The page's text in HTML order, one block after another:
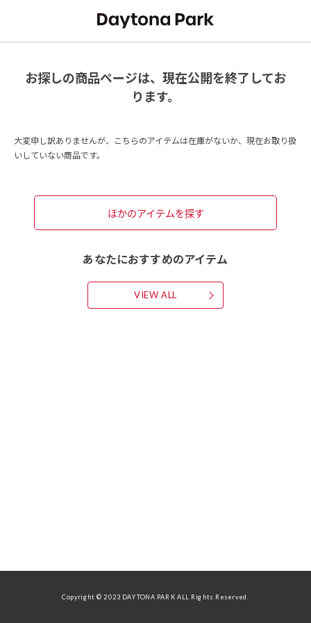
お探しの商品ページは、現在公開を終了してお
ります。
大変申し訳ありませんが、こちらのアイテムは在庫がないか、現在お取り扱
いしていない商品です。
ほかのアイテムを探す
あなたにおすすめのアイテム
VIEW ALL
Copyright © 2023 DAYTONA PARK ALL Rights Reserved.